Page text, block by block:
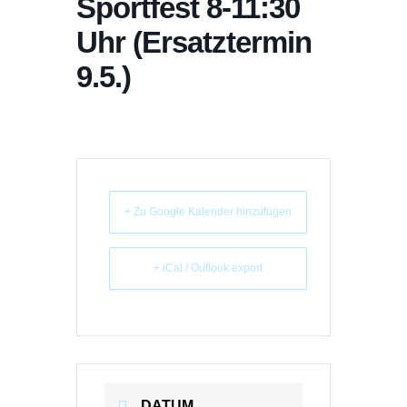
Sportfest 8-11:30
Uhr (Ersatztermin
9.5.)
+ Zu Google Kalender hinzufügen
+ iCal / Outlook export